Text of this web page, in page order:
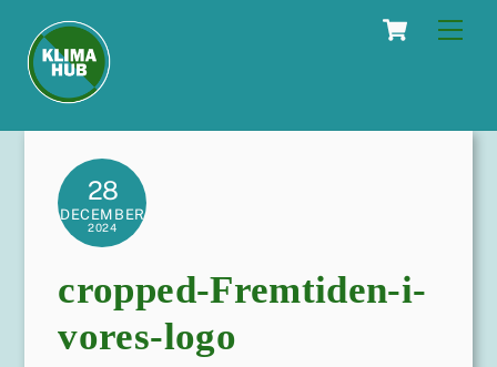
content
Cart
28
DECEMBER
2024
cropped-Fremtiden-i-
vores-logo